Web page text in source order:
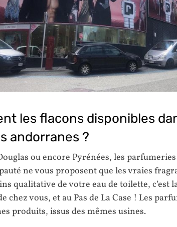
les flacons disponibles
andorranes ?
ou encore Pyrénées, les parfumeries
ne vous proposent que les vraies
qualitative de votre eau de toilette, c’est
chez vous, et au Pas de La Case ! Les
produits, issus des mêmes usines.